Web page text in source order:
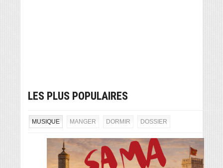
LES PLUS POPULAIRES
MUSIQUE MANGER DORMIR DOSSIER